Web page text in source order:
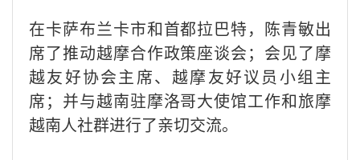
在卡萨布兰卡市和首都拉巴特，陈青敏出
席了推动越摩合作政策座谈会；会见了摩
越友好协会主席、越摩友好议员小组主
席；并与越南驻摩洛哥大使馆工作和旅摩
越南人社群进行了亲切交流。